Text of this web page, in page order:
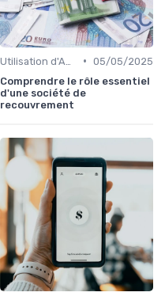
• 05/05/2025
Comprendre le rôle essentiel
d'une société de
recouvrement